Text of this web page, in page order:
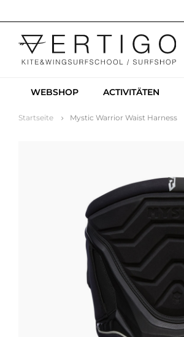
WEBSHOP ACTIVITÄTEN
Startseite Mystic Warrior Waist Harness